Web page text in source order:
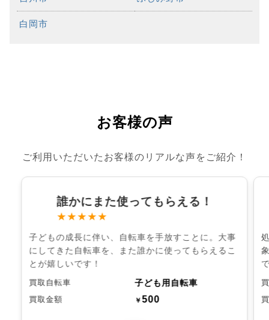
白岡市
お客様の声
ご利用いただいたお客様のリアルな声をご紹介！
誰かにまた使ってもらえる！
★★★★★
子どもの成長に伴い、自転車を手放すことに。大事
にしてきた自転車を、また誰かに使ってもらえるこ
とが嬉しいです！
買取自転車 子ども用自転車
買取金額 ￥500